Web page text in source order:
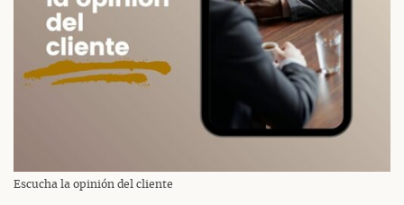
Escucha la opinión del cliente